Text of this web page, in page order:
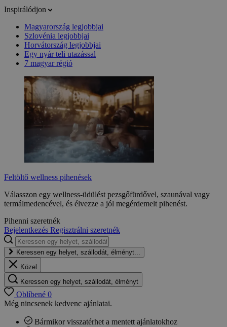
Inspirálódjon
Magyarország legjobbjai
Szlovénia legjobbjai
Horvátország legjobbjai
Egy nyár teli utazással
7 magyar régió
Feltöltő wellness pihenések
Válasszon egy wellness-üdülést pezsgőfürdővel, szaunával vagy
termálmedencével, és élvezze a jól megérdemelt pihenést.
Pihenni szeretnék
Bejelentkezés Regisztrálni szeretnék
Keressen egy helyet, szállodát, élményt...
Közel
Keressen egy helyet, szállodát, élményt
Oblíbené 0
Még nincsenek kedvenc ajánlatai.
Bármikor visszatérhet a mentett ajánlatokhoz